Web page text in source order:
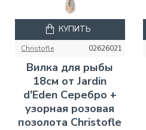
Christofle 02626021
Вилка для рыбы
18см от Jardin
d'Eden Серебро +
узорная розовая
позолота Christofle
КУПИТЬ